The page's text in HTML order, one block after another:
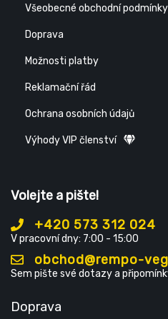
Všeobecné obchodní podmínky
Doprava
Možnosti platby
Reklamační řád
Ochrana osobních údajů
Výhody VIP členství
Volejte a pište!
+420 573 312 024
V pracovní dny: 7:00 - 15:00
obchod@rempo-
Sem pište své dotazy a
Doprava